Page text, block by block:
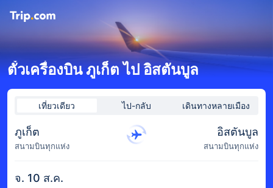
ตั๋วเครื่องบิน ภูเก็ต ไป อิสตันบูล
เที่ยวเดียว ไป-กลับ เดินทางหลายเมือง
ภูเก็ต
สนามบินทุกแห่ง
อิสตันบูล
สนามบินทุกแห่ง
จ. 10 ส.ค.